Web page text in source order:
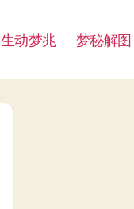
生动梦兆 梦秘解图